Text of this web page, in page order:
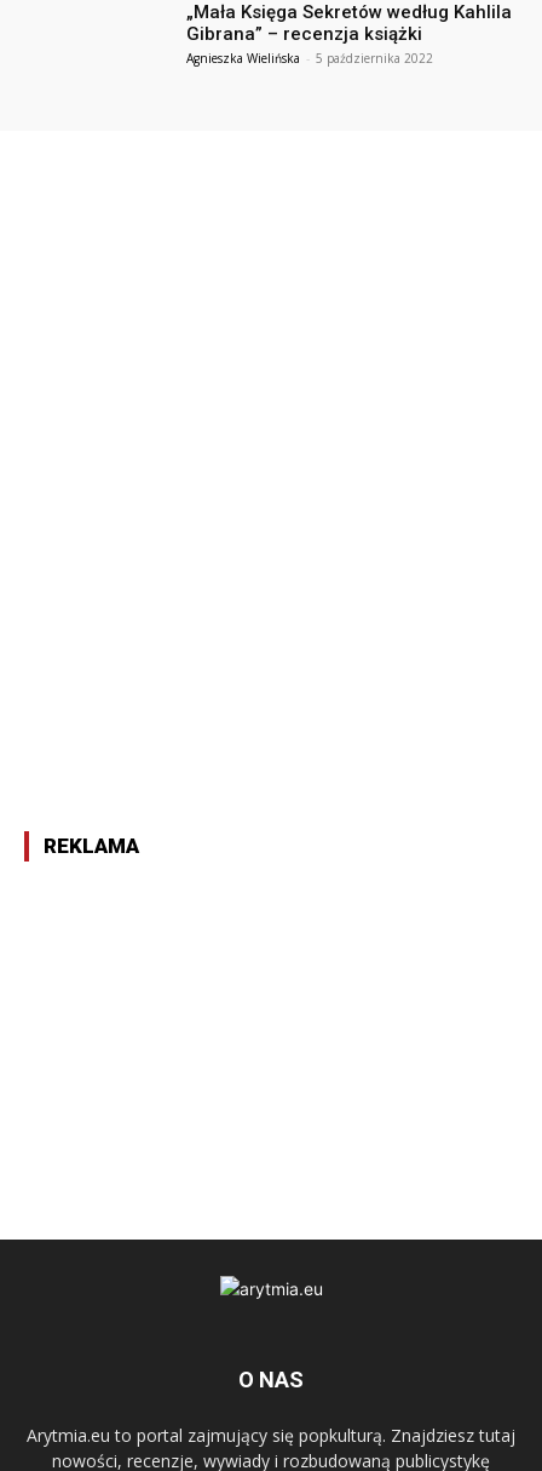
„Mała Księga Sekretów według Kahlila
Gibrana” – recenzja książki
Agnieszka Wielińska - 5 października 2022
REKLAMA
O NAS
Arytmia.eu to portal zajmujący się popkulturą. Znajdziesz tutaj
nowości, recenzje, wywiady i rozbudowaną publicystykę